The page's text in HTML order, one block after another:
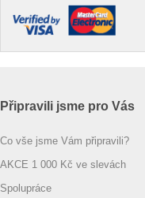
Připravili jsme pro Vás
Co vše jsme Vám připravili?
AKCE 1 000 Kč ve slevách
Spolupráce